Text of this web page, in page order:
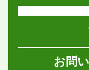
お問